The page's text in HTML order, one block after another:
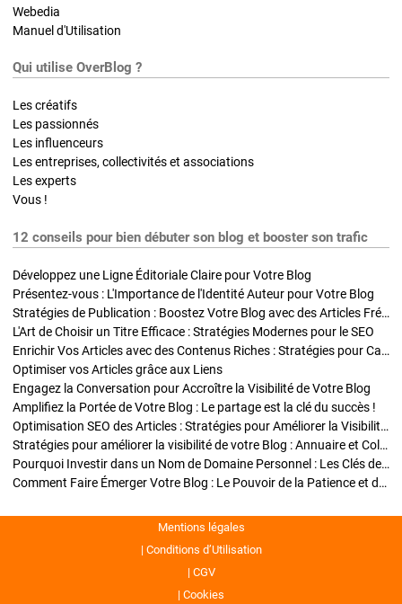
Webedia
Manuel d'Utilisation
Qui utilise OverBlog ?
Les créatifs
Les passionnés
Les influenceurs
Les entreprises, collectivités et associations
Les experts
Vous !
12 conseils pour bien débuter son blog et booster son trafic
Développez une Ligne Éditoriale Claire pour Votre Blog
Présentez-vous : L'Importance de l'Identité Auteur pour Votre Blog
Stratégies de Publication : Boostez Votre Blog avec des Articles Fréquents et Exclusifs
L'Art de Choisir un Titre Efficace : Stratégies Modernes pour le SEO
Enrichir Vos Articles avec des Contenus Riches : Stratégies pour Captiver et Optimiser
Optimiser vos Articles grâce aux Liens
Engagez la Conversation pour Accroître la Visibilité de Votre Blog
Amplifiez la Portée de Votre Blog : Le partage est la clé du succès !
Optimisation SEO des Articles : Stratégies pour Améliorer la Visibilité de Votre Blog
Stratégies pour améliorer la visibilité de votre Blog : Annuaire et Collaborations
Pourquoi Investir dans un Nom de Domaine Personnel : Les Clés de la Réussite de Votre Blog
Comment Faire Émerger Votre Blog : Le Pouvoir de la Patience et de la Persévérance
Mentions légales
Conditions d’Utilisation
CGV
Cookies